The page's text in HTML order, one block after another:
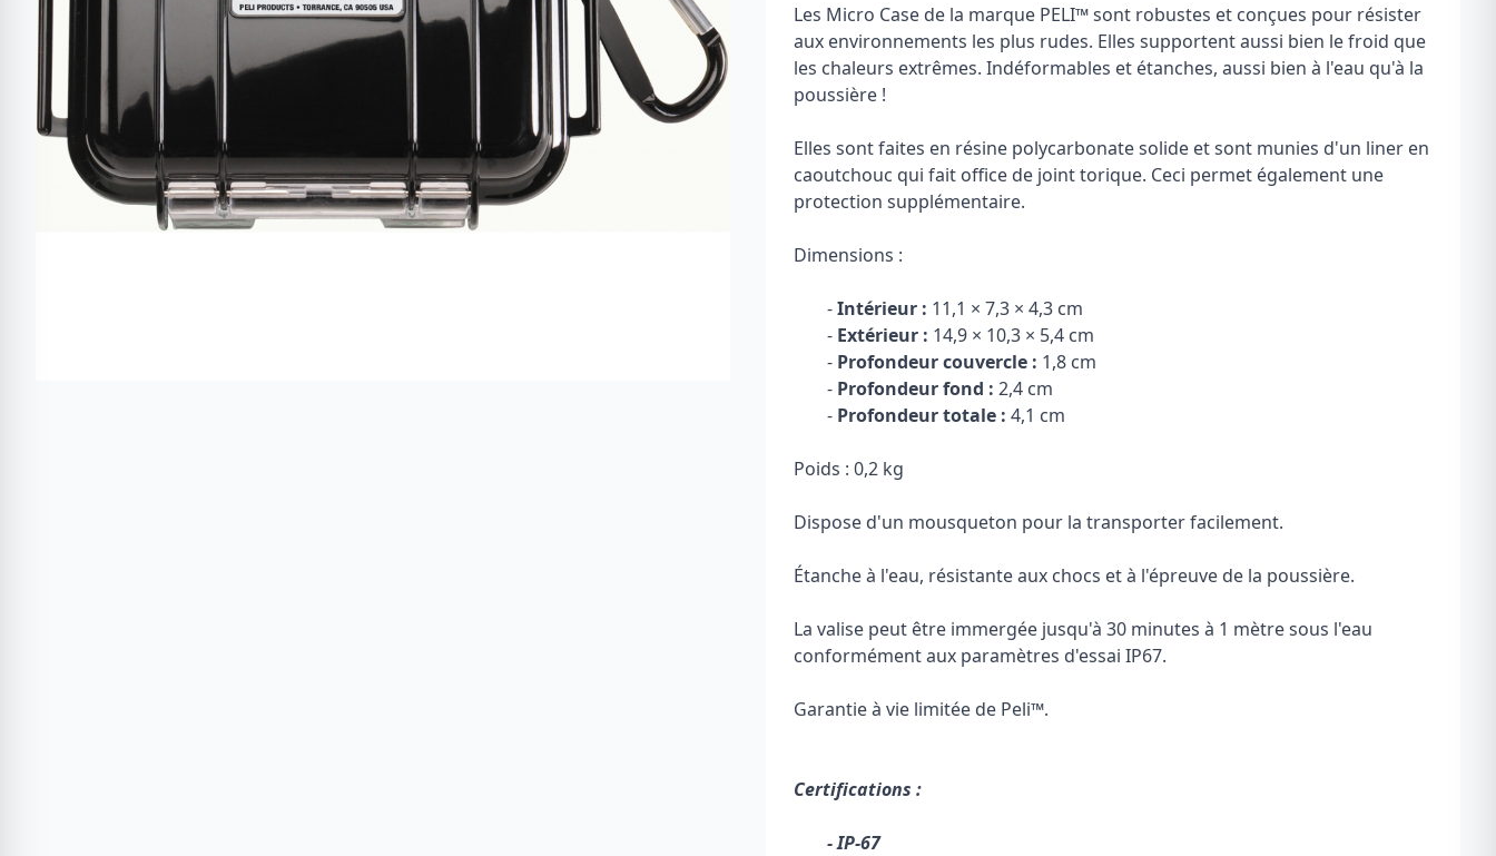
Les Micro Case de la marque PELI™sont robustes et conçues pour résister
aux environnements les plus rudes. Elles supportent aussi bien le froid que
les chaleurs extrêmes. Indéformables et étanches, aussi bien à l'eau qu'à la
poussière !
Elles sont faites en résine polycarbonate solide et sont munies d'un liner en
caoutchouc qui fait office de joint torique. Ceci permet également une
protection supplémentaire.
Dimensions :
-Intérieur : 11,1 × 7,3 × 4,3 cm
- Extérieur : 14,9 × 10,3 × 5,4 cm
- Profondeur couvercle : 1,8 cm
- Profondeur fond : 2,4 cm
- Profondeur totale : 4,1 cm
Poids : 0,2 kg
Dispose d'un mousqueton pour la transporter facilement.
Étanche à l'eau, résistante aux chocs et à l'épreuve de la poussière.
La valise peut être immergée jusqu'à 30 minutes à 1 mètre sous l'eau
conformément aux paramètres d'essai IP67.
Garantie à vie limitée de Peli™.
Certifications :
- IP-67